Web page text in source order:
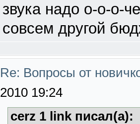
звука надо о-о-о-
совсем другой
Re: Вопросы от
2010 19:24
cerz 1 link писал(а):